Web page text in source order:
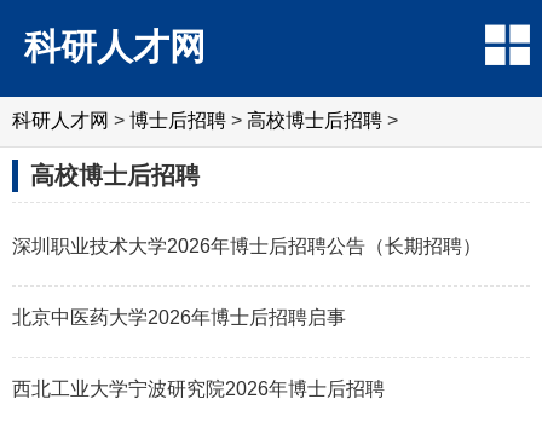
科研人才网
科研人才网 > 博士后招聘 > 高校博士后招聘 >
高校博士后招聘
深圳职业技术大学2026年博士后招聘公告（长期招聘）
北京中医药大学2026年博士后招聘启事
西北工业大学宁波研究院2026年博士后招聘